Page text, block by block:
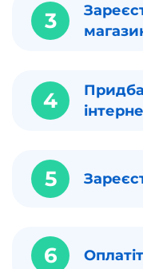
3
4
5
6